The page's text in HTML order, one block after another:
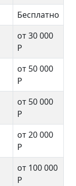
Бесплатно
от 30 000
Р
от 50 000
Р
от 50 000
Р
от 20 000
Р
от 100 000
Р